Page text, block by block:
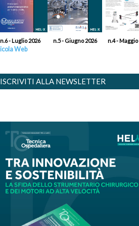
n.6 - Luglio 2026 n.5 - Giugno 2026 n.4 - Maggio
Web
ISCRIVITI ALLA NEWSLETTER